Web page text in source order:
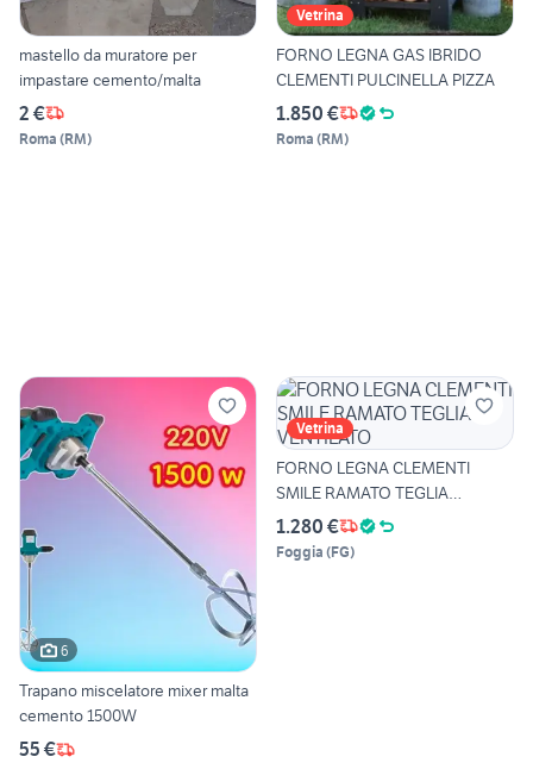
mastello da muratore per
impastare cemento/malta
2 €
Roma (RM)
Vetrina
FORNO LEGNA GAS IBRIDO
CLEMENTI PULCINELLA PIZZA
1.850 €
Roma (RM)
6
Trapano miscelatore mixer malta
cemento 1500W
55 €
Vetrina
FORNO LEGNA CLEMENTI
SMILE RAMATO TEGLIA
VENTILATO
1.280 €
Foggia (FG)